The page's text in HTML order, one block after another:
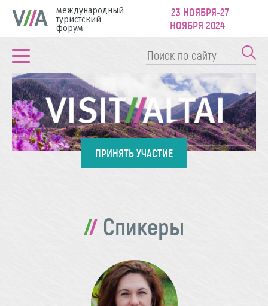
международный
туристский
форум
23 НОЯБРЯ-27
НОЯБРЯ 2024
ПРИНЯТЬ УЧАСТИЕ
Спикеры